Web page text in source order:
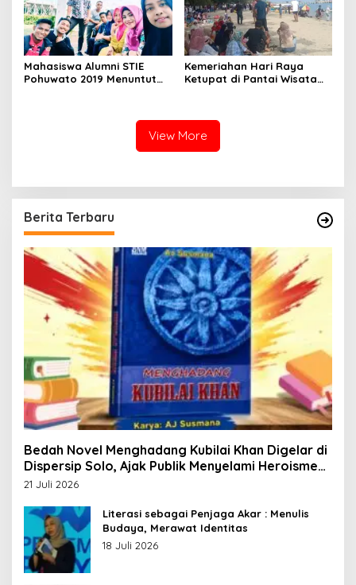
Mahasiswa Alumni STIE
Pohuwato 2019 Menuntut
Kemeriahan Hari Raya
Ketupat di Pantai Wisata
View More
Berita Terbaru
Bedah Novel Menghadang Kubilai Khan Digelar di
Dispersip Solo, Ajak Publik Menyelami Heroisme
Leluhur Nusantara
21 Juli 2026
Literasi sebagai Penjaga Akar : Menulis
Budaya, Merawat Identitas
18 Juli 2026